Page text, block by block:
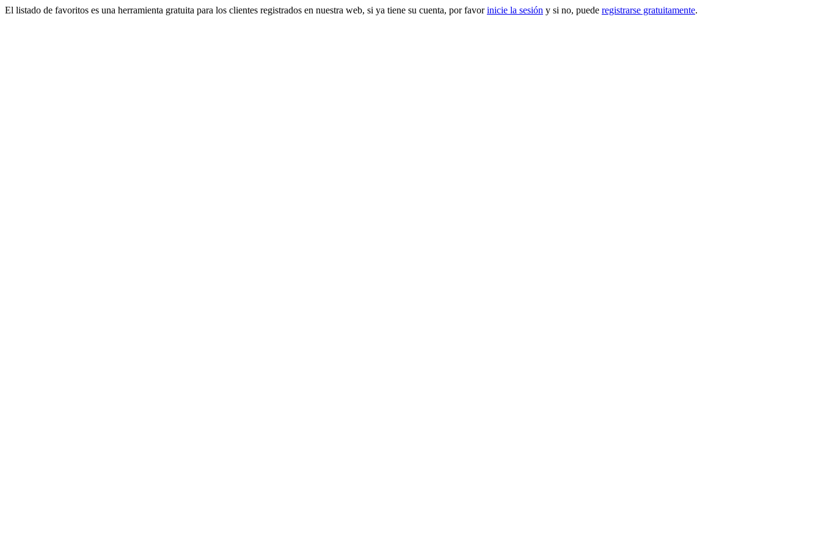
El listado de favoritos es una herramienta gratuita para los clientes registrados en nuestra web, si ya tiene su cuenta, por favorinicie la sesión y si no, puede registrarse gratuitamente.